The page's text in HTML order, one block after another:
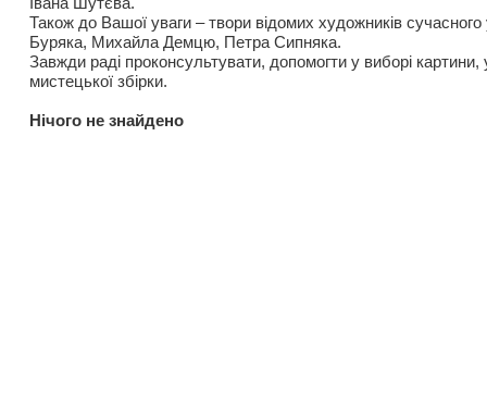
Також до Вашої уваги – твори відомих художників
Буряка, Михайла Демцю, Петра Сипняка.
Завжди раді проконсультувати, допомогти у виборі картини,
мистецької збірки.
Нiчого не знайдено